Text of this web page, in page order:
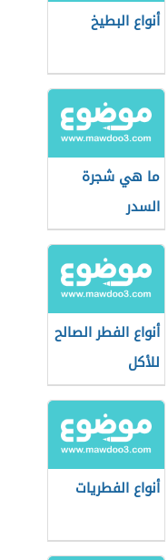
أنواع البطيخ
ما هي شجرة
السدر
أنواع الفطر الصالح
للأكل
أنواع الفطريات